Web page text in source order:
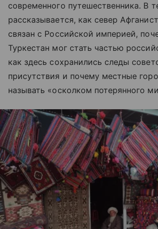
современного путешественника. В
рассказывается, как север
связан с Российской империей,
Туркестан мог стать частью
как здесь сохранились следы
присутствия и почему местные
называть «осколком потерянного